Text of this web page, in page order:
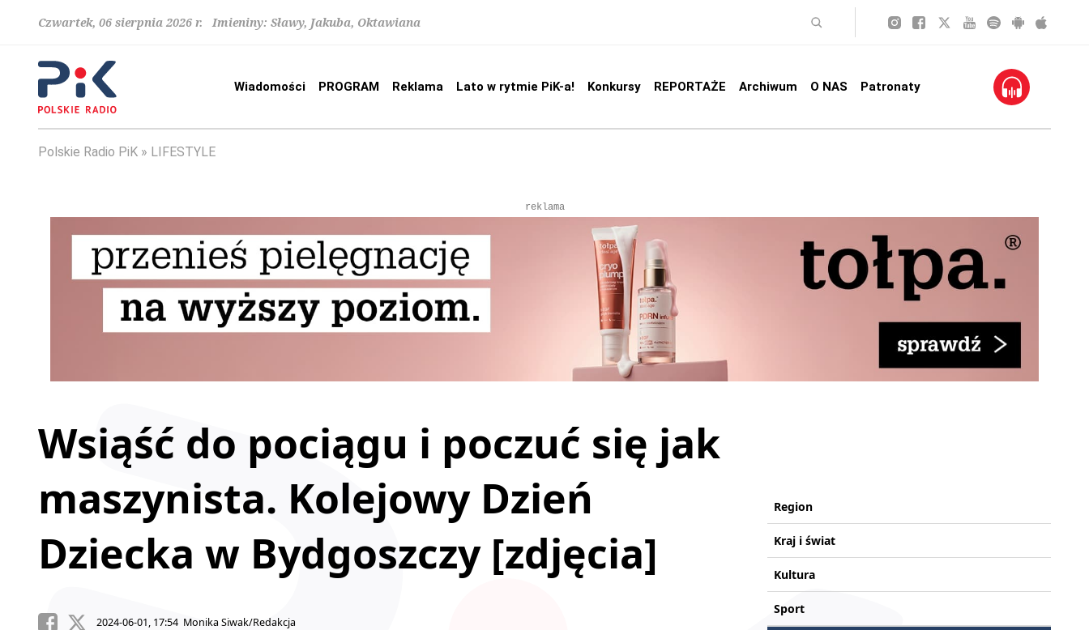
Czwartek, 06 sierpnia 2026 r. Imieniny: Sławy, Jakuba, Oktawiana
Wiadomości PROGRAM Reklama Lato w rytmie PiK-a! Konkursy REPORTAŻE Archiwum O NAS Patronaty
Polskie Radio PiK LIFESTYLE
reklama
Wsiąść do pociągu i poczuć się jak
maszynista. Kolejowy Dzień
Dziecka w Bydgoszczy [zdjęcia]
2024-06-01, 17:54 Monika Siwak/Redakcja
Region
Kraj i świat
Kultura
Sport